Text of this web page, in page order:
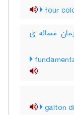
four
مساله ی
galton